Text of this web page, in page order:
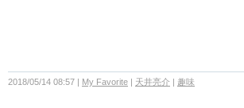
2018/05/14 08:57 My Favorite 天井亮介 趣味